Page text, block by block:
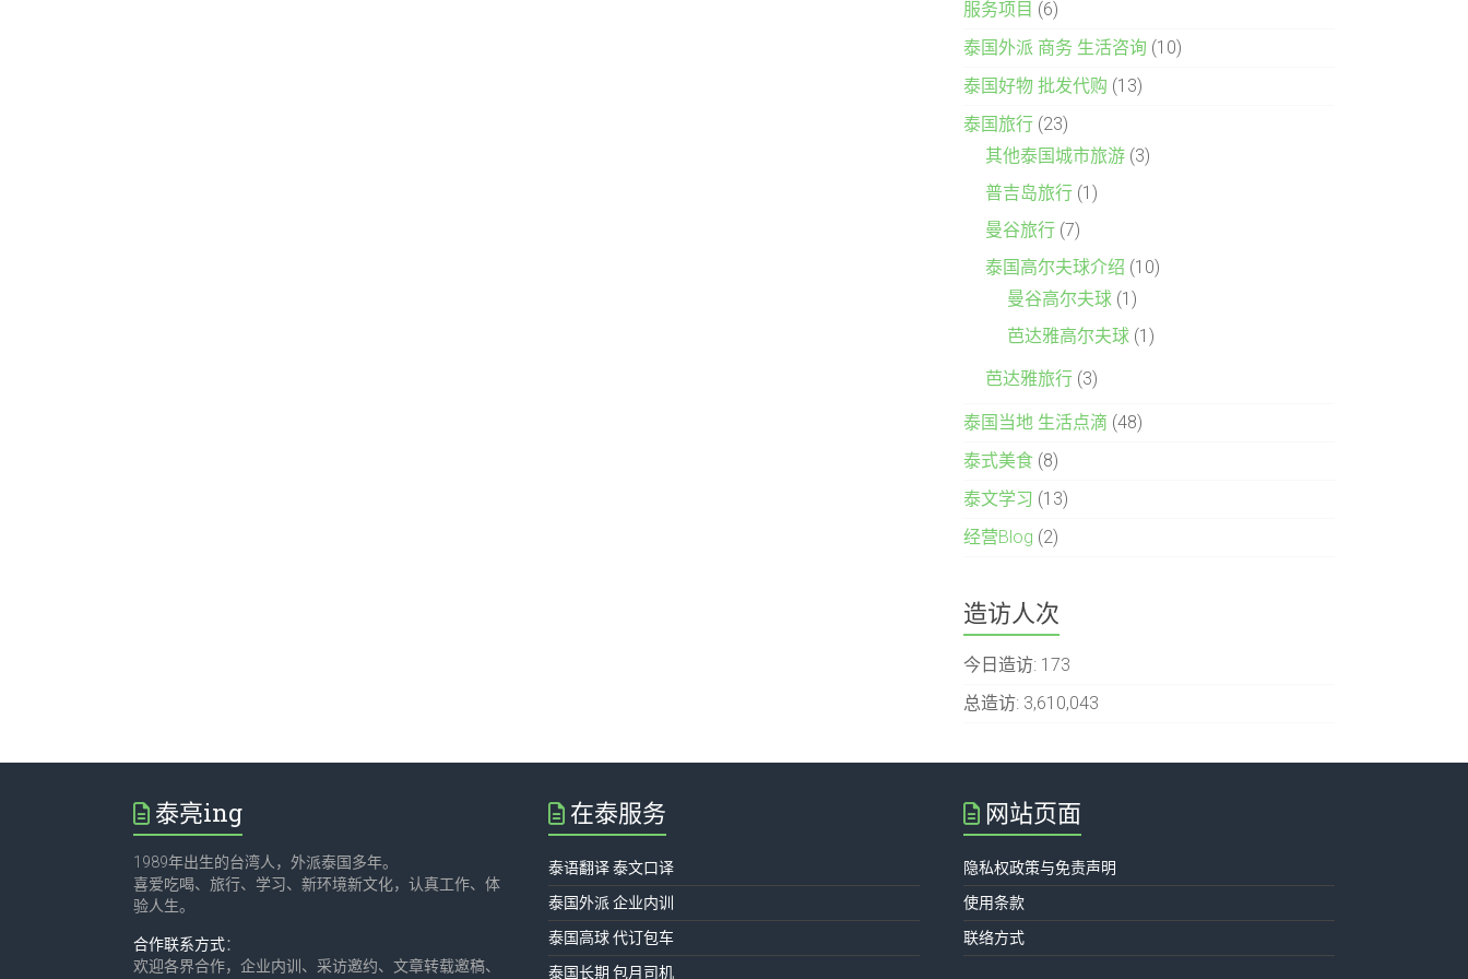
服务项目 (6)
泰国外派 商务 生活咨询 (10)
泰国好物 批发代购 (13)
泰国旅行 (23)
其他泰国城市旅游 (3)
普吉岛旅行 (1)
曼谷旅行 (7)
泰国高尔夫球介绍 (10)
曼谷高尔夫球 (1)
芭达雅高尔夫球 (1)
芭达雅旅行 (3)
泰国当地 生活点滴 (48)
泰式美食 (8)
泰文学习 (13)
经营Blog (2)
造访人次
今日造访: 173
总造访: 3,610,043
泰亮ing
1989年出生的台湾人，外派泰国多年。
喜爱吃喝、旅行、学习、新环境新文化，认真工作、体
验人生。
合作联系方式：
欢迎各界合作，企业内训、采访邀约、文章转载邀稿、
在泰服务
泰语翻译 泰文口译
泰国外派 企业内训
泰国高球 代订包车
泰国长期 包月司机
网站页面
隐私权政策与免责声明
使用条款
联络方式